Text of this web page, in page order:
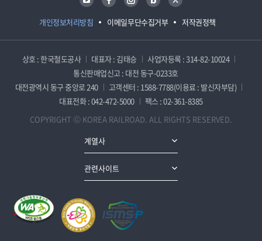
개인정보처리방침 이메일무단수집거부 저작권정책
상호 : 한국철도공사 대표자 : 김태승
사업자등록 : 314-82-10024
통신판매업신고 : 대전 동구-0233호
대전광역시 동구 중앙로 240
고객센터 : 1588-7788(이용료 : 발신자부담)
대표전화 : 042-472-5000
팩스 : 02-361-8385
COPYRIGHT ⓒ KOREA RAILROAD. ALL RIGHTS RESERVED.
계열사
관련사이트